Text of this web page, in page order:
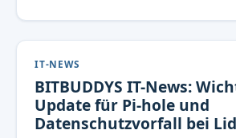
IT-NEWS
BITBUDDYS IT-News:
Update für Pi-hole und
Datenschutzvorfall bei